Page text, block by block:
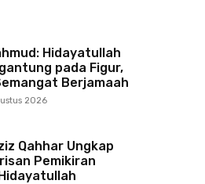
Hidayatullah
pada Figur,
Berjamaah
2026
Qahhar Ungkap
Pemikiran